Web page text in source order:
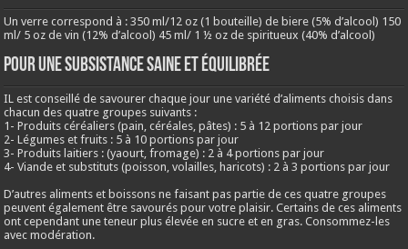
Un verre correspond à : 350 ml/12 oz (1 bouteille) de biere (5% d’alcool) 150
ml/ 5 oz de vin (12% d’alcool) 45 ml/ 1 ½ oz de spiritueux (40% d’alcool)
Pour une subsistance saine et équilibrée
IL est conseillé de savourer chaque jour une variété d’aliments choisis dans
chacun des quatre groupes suivants :
1- Produits céréaliers (pain, céréales, pâtes) : 5 à 12 portions par jour
2- Légumes et fruits : 5 à 10 portions par jour
3- Produits laitiers : (yaourt, fromage) : 2 à 4 portions par jour
4- Viande et substituts (poisson, volailles, haricots) : 2 à 3 portions par jour
D’autres aliments et boissons ne faisant pas partie de ces quatre groupes
peuvent également être savourés pour votre plaisir. Certains de ces aliments
ont cependant une teneur plus élevée en sucre et en gras. Consommez-les
avec modération.